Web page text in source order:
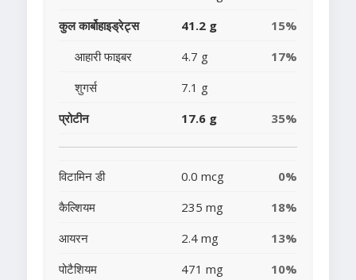
कुल कार्बोहाइड्रेट्स
41.2 g
15%
आहारी फाइबर
4.7 g
17%
शुगर्स
7.1 g
प्रोटीन
17.6 g 35%
विटामिन डी 0.0 mcg
0%
कैल्शियम
235 mg
18%
आयरन
2.4 mg
13%
पोटैशियम
471 mg 10%